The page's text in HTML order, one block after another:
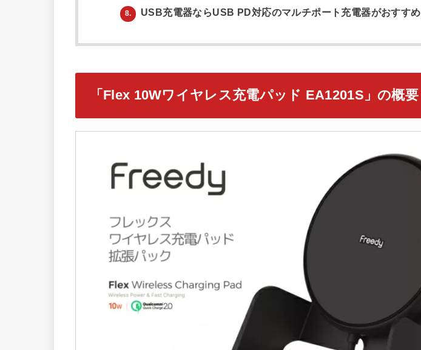
8. USB充電器ならUSB PD対応のマルチポート充電器がおすすめ
「Flex 10Wワイヤレス充電パッド EA1201S」の概要